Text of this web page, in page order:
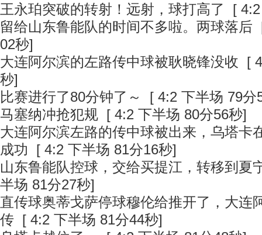
王永珀突破的转射！远射，球打高了
[
留给山东鲁能队的时间不多啦。两球落后
02秒]
大连阿尔滨的左路传中球被耿晓锋没收 [
秒]
比赛进行了80分钟了～
[ 4:2 下半场 79分
马塞纳冲抢犯规 [ 4:2 下半场 80分56秒]
大连阿尔滨左路的传中球被出来，乌塔卡
成功 [ 4:2 下半场 81分16秒]
山东鲁能队控球，交给买提江，转移到夏
半场 81分27秒]
直传球奥蒂戈萨停球穆伦给推开了，大连
传 [ 4:2 下半场 81分44秒]